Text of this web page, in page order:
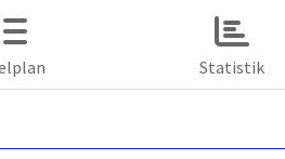
Statistik